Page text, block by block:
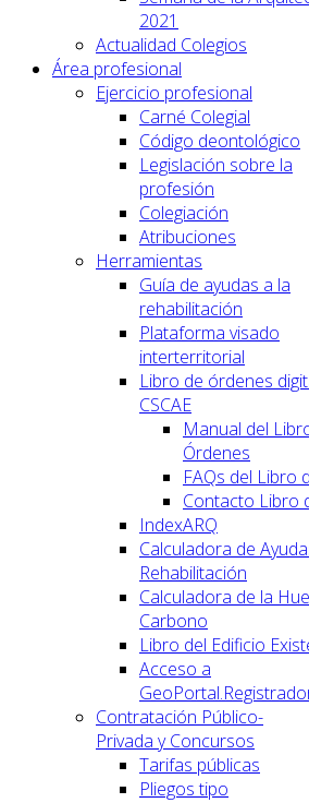
2021
Actualidad Colegios
Área profesional
Ejercicio profesional
Carné Colegial
Código deontológico
Legislación sobre la
profesión
Colegiación
Atribuciones
Herramientas
Guía de ayudas a la
rehabilitación
Plataforma visado
interterritorial
Libro de órdenes
CSCAE
Manual del
Órdenes
FAQs del Libro
Contacto Libro
IndexARQ
Calculadora de
Rehabilitación
Calculadora de la
Carbono
Libro del Edificio
Acceso a
Contratación Público-
Privada y Concursos
Tarifas públicas
Pliegos tipo